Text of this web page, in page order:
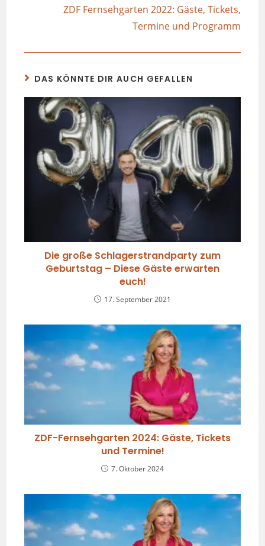
ZDF Fernsehgarten 2022: Gäste, Tickets,
Termine und Programm
DAS KÖNNTE DIR AUCH GEFALLEN
Die große Schlagerstrandparty zum
Geburtstag – Diese Gäste erwarten
euch!
17. September 2021
ZDF-Fernsehgarten 2024: Gäste, Tickets
und Termine!
7. Oktober 2024